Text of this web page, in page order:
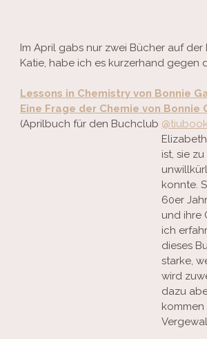
Im April gabs nur zwei Bücher auf
Katie, habe ich es kurzerhand gegen
Lessons in Chemistry von Bonnie
Eine Frage der Chemie von Bonnie
(Aprilbuch für den Buchclub
ist, sie
konnte.
60er
und ihre
ich
dieses
starke,
wird
dazu